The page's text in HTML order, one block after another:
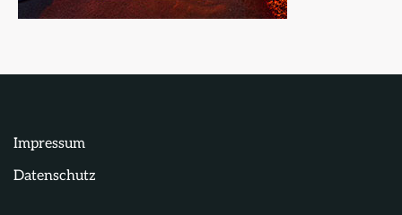
Impressum
Datenschutz